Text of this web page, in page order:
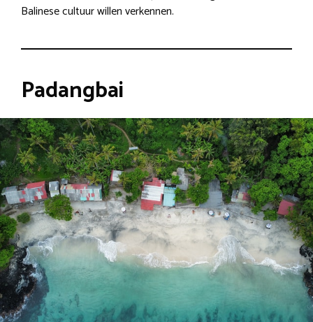
Balinese cultuur willen verkennen.
Padangbai